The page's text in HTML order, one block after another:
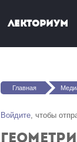
Лекториум
Вы здесь
Главная
Войдите, чтобы